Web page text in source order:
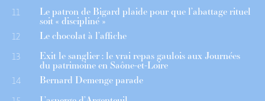
11 Le patron de Bigard plaide pour que l’abattage rituel
soit « discipliné »
12 Le chocolat à l’affiche
13 Exit le sanglier : le vrai repas gaulois aux Journées
du patrimoine en Saône-et-Loire
14 Bernard Demenge parade